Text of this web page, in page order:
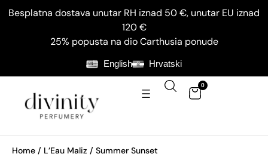
Besplatna dostava unutar RH iznad 50 €, unutar EU iznad
120 €
25% popusta na dio Carthusia ponude
English Hrvatski
0
Home / L’Eau Maliz / Summer Sunset